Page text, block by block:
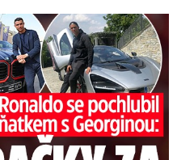
Hračky za půl miliardy!